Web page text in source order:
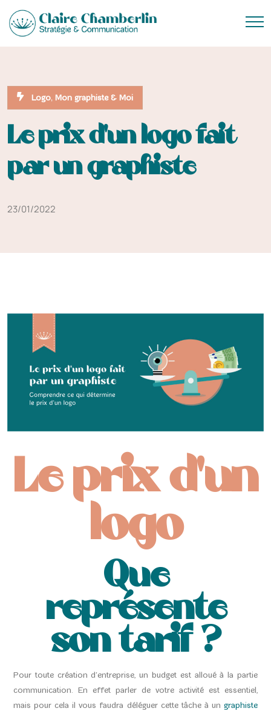
Logo, Mon graphiste & Moi
Le prix d’un logo fait
par un graphiste
23/01/2022
Le prix d’un
logo
Que
représente
son tarif ?
Pour toute création d’entreprise, un budget est alloué à la partie
communication. En effet parler de votre activité est essentiel,
mais pour cela il vous faudra déléguer cette tâche à un graphiste